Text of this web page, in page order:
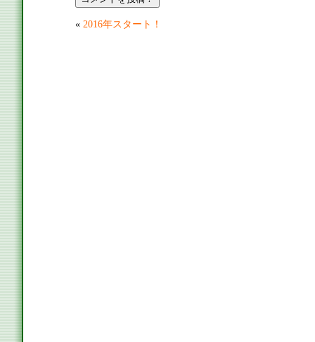
« 2016年スタート！